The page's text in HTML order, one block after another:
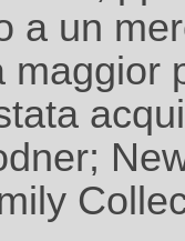
a un
maggior